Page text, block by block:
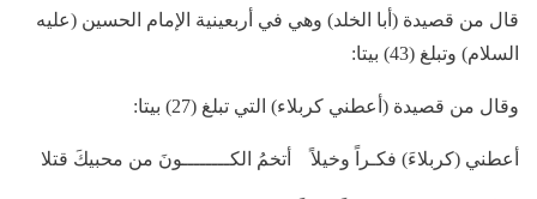
قال من قصيدة (أبا الخلد) وهي في أربعينية الإمام الحسين (عليه
السلام) وتبلغ (43) بيتا:
وقال من قصيدة (أعطني كربلاء) التي تبلغ (27) بيتا:
أعطني (كربلاءَ) فكـراً وخيلاً أتخمُ الكــــــــونَ من محبيكَ قتلا